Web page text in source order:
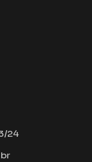
24